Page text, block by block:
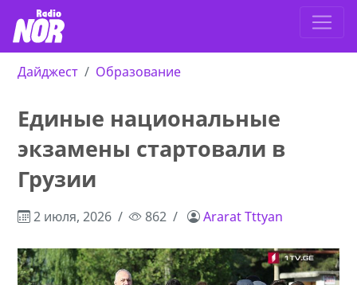
Дайджест Образование
Единые национальные
экзамены стартовали в
Грузии
2 июля, 2026 862 Ararat Tttyan